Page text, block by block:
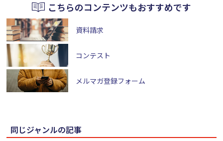
こちらのコンテンツもおすすめです
資料請求
コンテスト
メルマガ登録フォーム
同じジャンルの記事